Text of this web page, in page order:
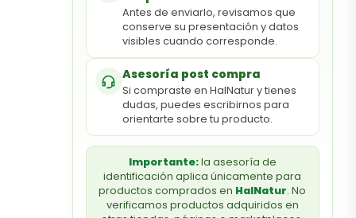
Antes de enviarlo, revisamos que
conserve su presentación y datos
visibles cuando corresponde.
Asesoría post compra
Si compraste en HalNatur y tienes
dudas, puedes escribirnos para
orientarte sobre tu producto.
Importante:la asesoría de
identificación aplica únicamente para
productos comprados en HalNatur. No
verificamos productos adquiridos en